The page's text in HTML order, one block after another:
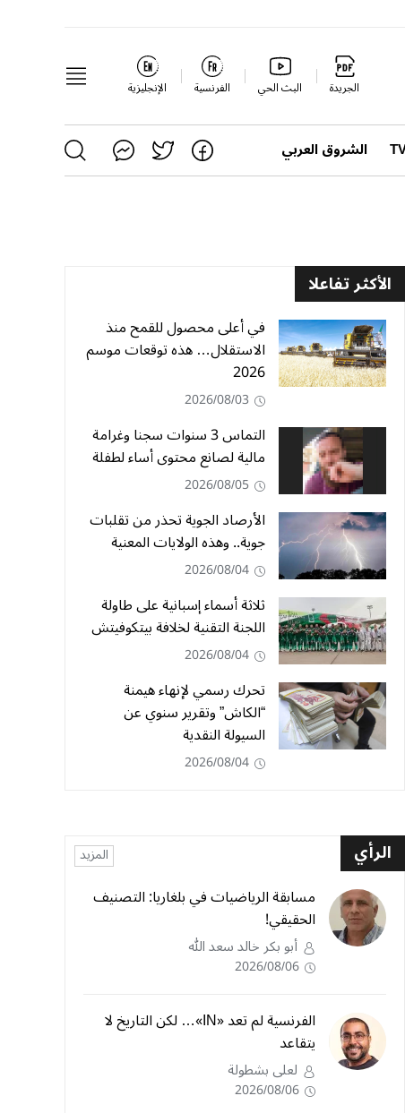
الجريدة البث الحي الفرنسية الإنجليزية
الشروق العربي
الأكثر تفاعلا
في أعلى محصول للقمح منذ
الاستقلال… هذه توقعات موسم
2026
2026/08/03
التماس 3 سنوات سجنا وغرامة
مالية لصانع محتوى أساء لطفلة
2026/08/05
الأرصاد الجوية تحذر من تقلبات
جوية.. وهذه الولايات المعنية
2026/08/04
ثلاثة أسماء إسبانية على طاولة
اللجنة التقنية لخلافة بيتكوفيتش
2026/08/04
تحرك رسمي لإنهاء هيمنة
“الكاش” وتقرير سنوي عن
السيولة النقدية
2026/08/04
الرأي المزيد
مسابقة الرياضيات في بلغاريا: التصنيف
الحقيقي!
أبو بكر خالد سعد الله
2026/08/06
الفرنسية لم تعد «IN»… لكن التاريخ لا
يتقاعد
لعلى بشطولة
2026/08/06